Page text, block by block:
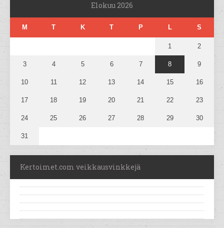
Elokuu 2026
M T K T P L S
1 2
3 4 5 6 7 8 9
10 11 12 13 14 15 16
17 18 19 20 21 22 23
24 25 26 27 28 29 30
31
Kertoimet.com veikkausvinkkejä